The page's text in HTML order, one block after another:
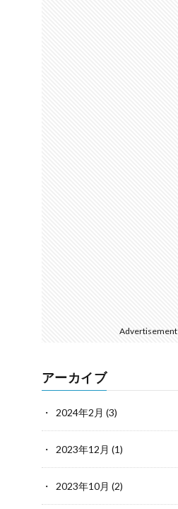
Advertisement
アーカイブ
2024年2月 (3)
2023年12月 (1)
2023年10月 (2)